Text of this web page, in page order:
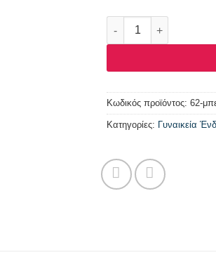
Φανελάκι φαρδιά
Κωδικός προϊόντος: 62-
Κατηγορίες: Γυναικεία